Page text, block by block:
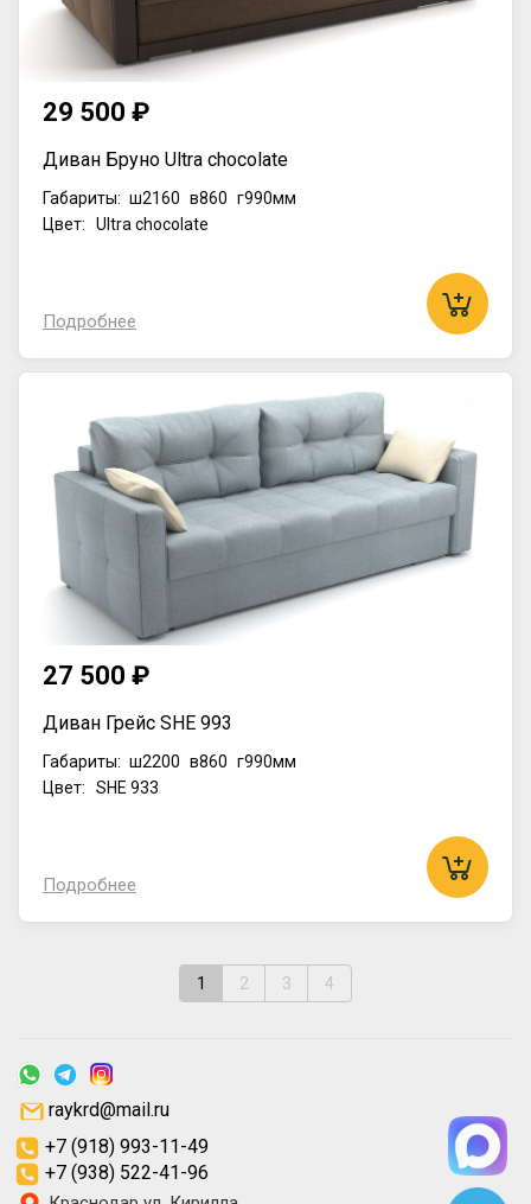
29 500 ₽
Диван Бруно Ultra chocolate
Габариты: ш2160 в860 г990мм
Цвет: Ultra chocolate
Подробнее
27 500 ₽
Диван Грейс SHE 993
Габариты: ш2200 в860 г990мм
Цвет: SHE 933
Подробнее
1 2 3 4
+7 (918) 993-11-49
+7 (938) 522-41-96
raykrd@mail.ru